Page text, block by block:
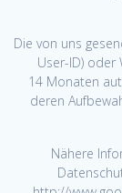
Die von uns
User-ID) oder
14 Monaten
deren
Nähere